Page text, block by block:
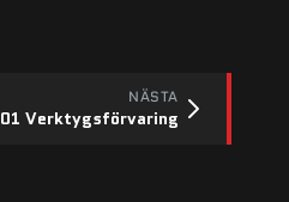
NÄSTA
01 Verktygsförvaring